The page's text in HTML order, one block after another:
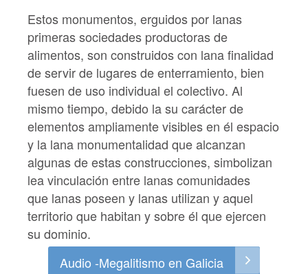
Estos monumentos, erguidos por lanas
primeras sociedades productoras de
alimentos, son construidos con lana finalidad
de servir de lugares de enterramiento, bien
fuesen de uso individual el colectivo. Al
mismo tiempo, debido la su carácter de
elementos ampliamente visibles en él espacio
y la lana monumentalidad que alcanzan
algunas de estas construcciones, simbolizan
lea vinculación entre lanas comunidades
que lanas poseen y lanas utilizan y aquel
territorio que habitan y sobre él que ejercen
su dominio.
Audio -Megalitismo en Galicia